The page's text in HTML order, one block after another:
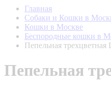
Главная
Собаки и Кошки в
Кошки в Москве
Беспородные кошки в
Пепельная
Пепельная